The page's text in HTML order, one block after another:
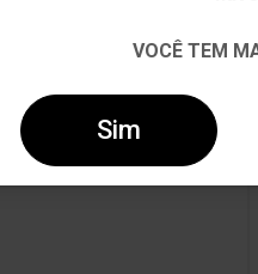
VOCÊ TEM
Sim